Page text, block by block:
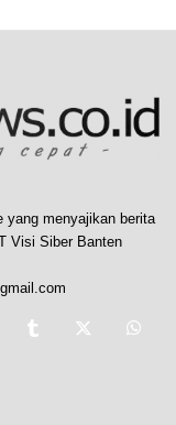
yang menyajikan berita
Visi Siber Banten